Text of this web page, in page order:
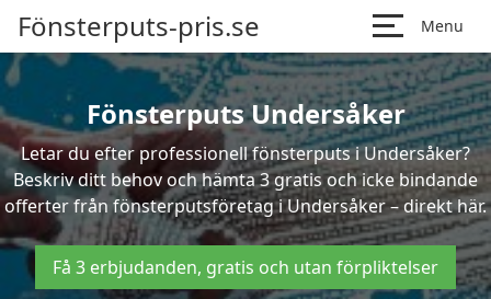
Fönsterputs-pris.se Menu
Fönsterputs Undersåker
Letar du efter professionell fönsterputs i Undersåker?
Beskriv ditt behov och hämta 3 gratis och icke bindande
offerter från fönsterputsföretag i Undersåker – direkt här.
Få 3 erbjudanden, gratis och utan förpliktelser